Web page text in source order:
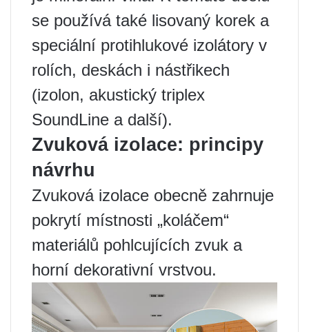
se používá také lisovaný korek a
speciální protihlukové izolátory v
rolích, deskách i nástřikech
(izolon, akustický triplex
SoundLine a další).
Zvuková izolace: principy
návrhu
Zvuková izolace obecně zahrnuje
pokrytí místnosti „koláčem“
materiálů pohlcujících zvuk a
horní dekorativní vrstvou.